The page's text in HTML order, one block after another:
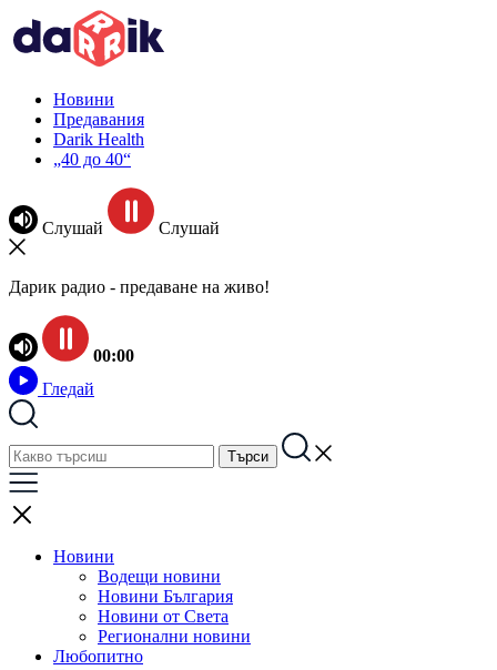
Новини
Предавания
Darik Health
„40 до 40“
Слушай Слушай
Дарик радио - предаване на живо!
00:00
Гледай
Новини
Водещи новини
Новини България
Новини от Света
Регионални новини
Любопитно